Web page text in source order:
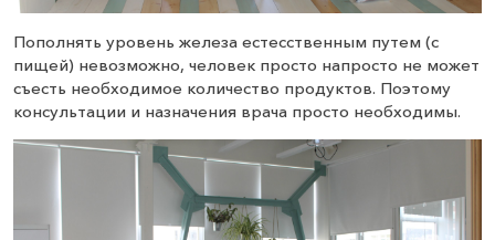
Пополнять уровень железа естесственным путем (с
пищей) невозможно, человек просто напросто не может
съесть необходимое количество продуктов. Поэтому
консультации и назначения врача просто необходимы.